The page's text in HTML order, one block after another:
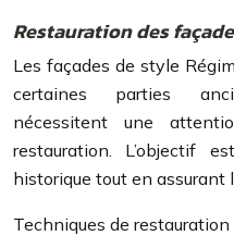
Restauration des
Les façades de style
certaines parties
nécessitent une
restauration. L’objectif
historique tout en assurant
Techniques de restauration